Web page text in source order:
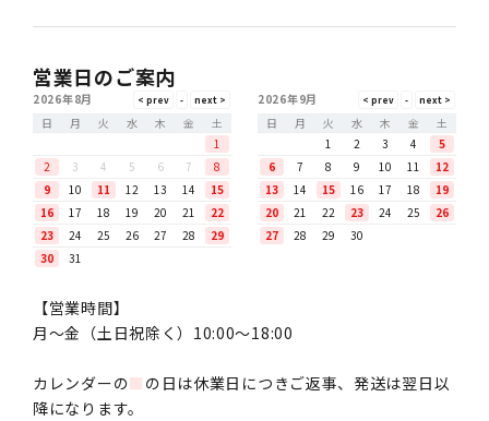
営業日のご案内
2026年8月
日
月 火 水 木 金
土
1
2
3 4 5 6 7
8
9
10 11 12 13 14
15
16
17 18 19 20 21
22
23
24 25 26 27 28
29
30
31
2026年9月
日
月 火 水 木 金
土
1
2 3 4
5
6
7 8 9 10 11
12
13
14 15 16 17 18
19
20
21 22 23 24 25
26
27
28 29 30
【営業時間】
月〜金（土日祝除く）10:00～18:00
カレンダーの■ の日は休業日につきご返事、発送は翌日以
降になります。